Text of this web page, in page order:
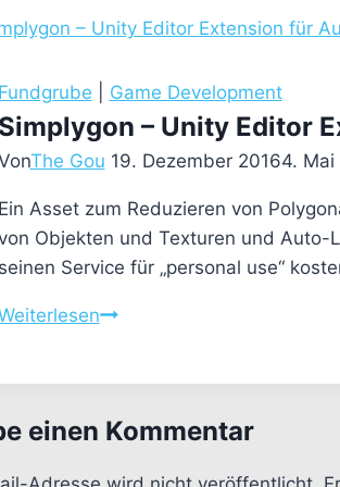
Best
for
Unity
Fundgrube Game Development
Simplygon – Unity Editor
The Gou 19. Dezember 20164. Mai
Ein Asset zum Reduzieren von
Objekten und Texturen und Auto-
seinen Service für „personal use“
Simplygon
Extension
einen Kommentar